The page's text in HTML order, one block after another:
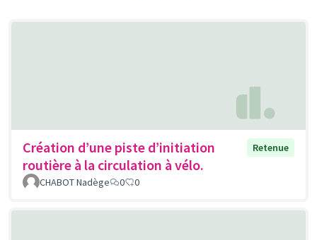
Création d’une piste d’initiation
routière à la circulation à vélo.
Retenue
CHABOT Nadège 0 0